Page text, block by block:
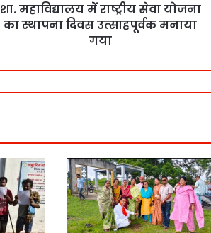
शा. महाविद्यालय में राष्ट्रीय सेवा योजना
का स्थापना दिवस उत्साहपूर्वक मनाया
गया